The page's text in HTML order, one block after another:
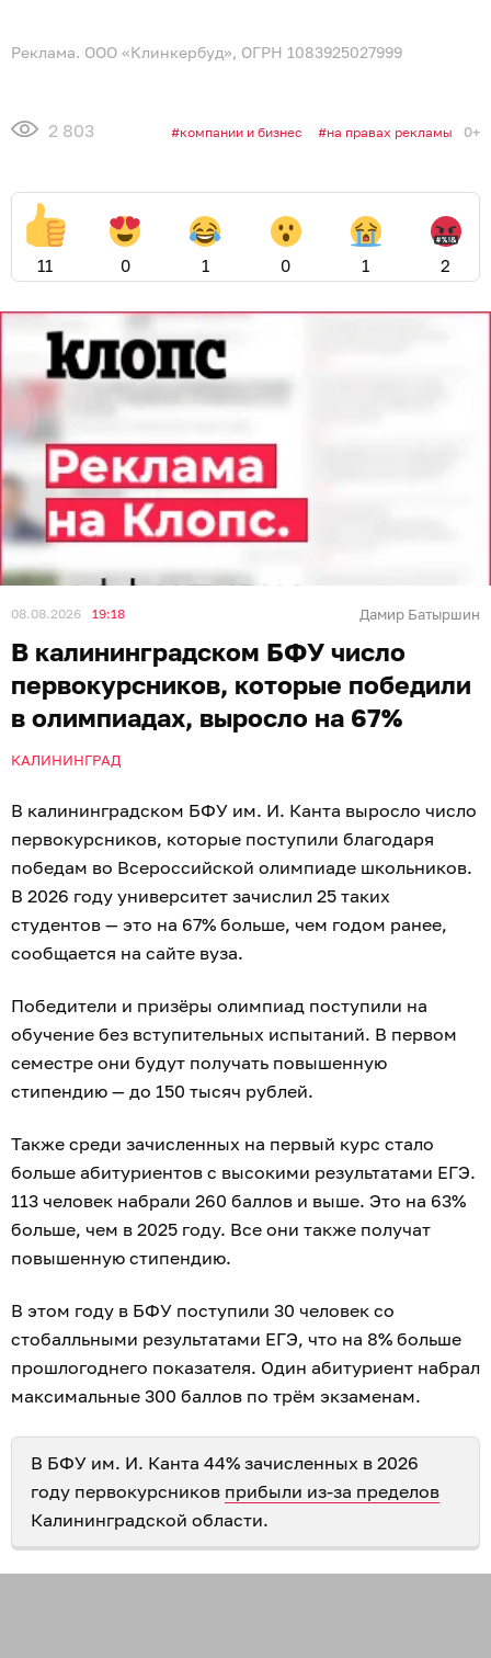
Реклама. ООО «Клинкербуд», ОГРН 1083925027999
2 803 компании и бизнес на правах рекламы 0+
11 0 1 0 1 2
08.08.2026 19:18 Дамир Батыршин
В калининградском БФУ число
первокурсников, которые победили
в олимпиадах, выросло на 67%
КАЛИНИНГРАД
В калининградском БФУ им. И. Канта выросло число
первокурсников, которые поступили благодаря
победам во Всероссийской олимпиаде школьников.
В 2026 году университет зачислил 25 таких
студентов — это на 67% больше, чем годом ранее,
сообщается на сайте вуза.
Победители и призёры олимпиад поступили на
обучение без вступительных испытаний. В первом
семестре они будут получать повышенную
стипендию — до 150 тысяч рублей.
Также среди зачисленных на первый курс стало
больше абитуриентов с высокими результатами ЕГЭ.
113 человек набрали 260 баллов и выше. Это на 63%
больше, чем в 2025 году. Все они также получат
повышенную стипендию.
В этом году в БФУ поступили 30 человек со
стобалльными результатами ЕГЭ, что на 8% больше
прошлогоднего показателя. Один абитуриент набрал
максимальные 300 баллов по трём экзаменам.
В БФУ им. И. Канта 44% зачисленных в 2026
году первокурсников прибыли из-за пределов
Калининградской области.